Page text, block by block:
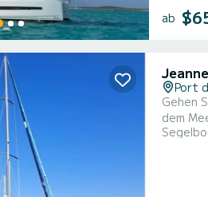
ab
Port
Gehen
dem Meer vor
Uhr.